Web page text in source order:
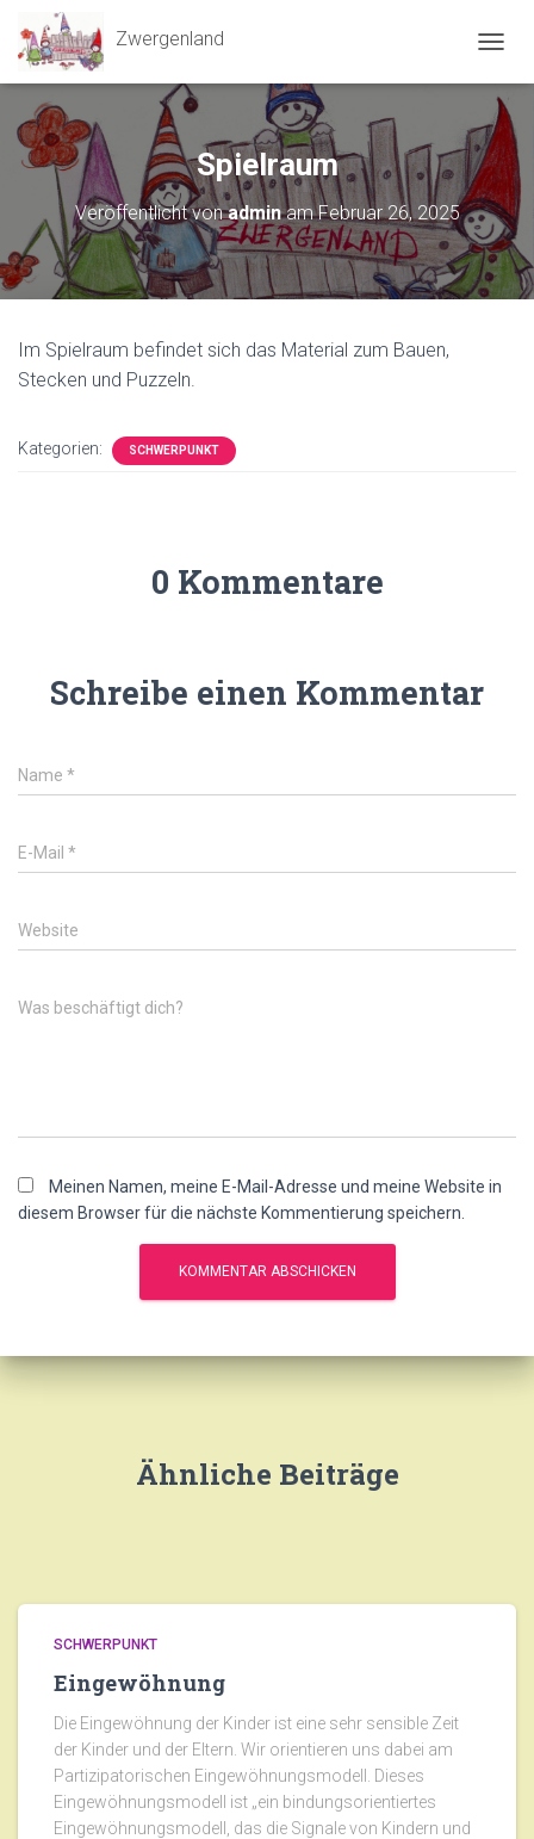
Zwergenland
A
V
I
G
A
T
I
O
N
U
Spielraum
Veröffentlicht vonadminamFebruar 26, 2025
Im Spielraum befindet sich das Material zum Bauen,
Stecken und Puzzeln.
Kategorien: SCHWERPUNKT
0 Kommentare
Schreibe einen Kommentar
Name *
E-Mail *
Website
Was beschäftigt dich?
Meinen Namen, meine E-Mail-Adresse und meine Website in
diesem Browser für die nächste Kommentierung speichern.
Ähnliche Beiträge
SCHWERPUNKT
Eingewöhnung
Die Eingewöhnung der Kinder ist eine sehr sensible Zeit
der Kinder und der Eltern. Wir orientieren uns dabei am
Partizipatorischen Eingewöhnungsmodell. Dieses
Eingewöhnungsmodell ist „ein bindungsorientiertes
Eingewöhnungsmodell, das die Signale von Kindern und